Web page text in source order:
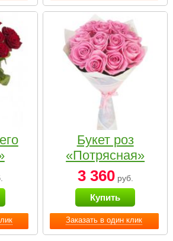
Заказать в один клик
Букет роз
«Потрясная»
3 360руб.
Купить